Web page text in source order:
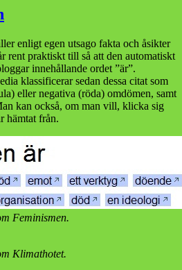
enligt egen utsago fakta och åsikter
rent praktiskt till så att den automatiskt
innehållande ordet ”är”.
klassificerar sedan dessa citat som
eller negativa (röda) omdömen, samt
kan också, om man vill, klicka sig
hämtat från.
Feminismen.
Klimathotet.